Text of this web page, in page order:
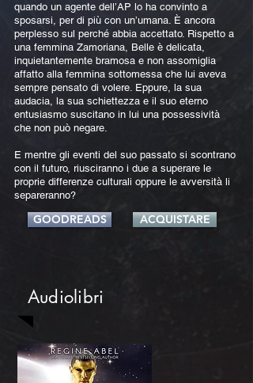
quando un agente dell’AP lo ha convinto a
sposarsi, per di più con un’umana. È ancora
perplesso sul perché abbia accettato. Rispetto a
una femmina Zamoriana, Belle è delicata,
inquietantemente bramosa e non assomiglia
affatto alla femmina sottomessa che lui aveva
sempre pensato di volere. Eppure, la sua
audacia, la sua schiettezza e il suo eterno
entusiasmo suscitano in lui una possessività
che non può negare.
E mentre gli eventi del suo passato si scontrano
con il futuro, riusciranno i due a superare le
proprie differenze culturali oppure le avversità li
separeranno?
GOODREADS ACQUISTARE
Audiolibri